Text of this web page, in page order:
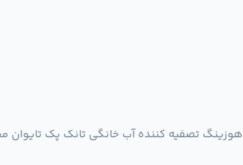
هوزینگ تصفیه کننده آب خانگی تانک پک تایوان